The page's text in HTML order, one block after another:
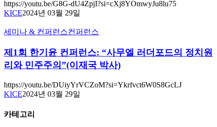
26
일
요
거
룩
한
정
치
적
상
력
에
대
한
퍼
런
스:
“기
독
교
인
정
치
적
상
https://youtu.be/G8G-dU4ZpjI?si=cXj8YOmwyJu8lu75
KICE2024년 03월 29일
제
회
한
기
윤
컨
런
스:
세미나 & 컨퍼런스컨퍼런스
제1회 한기윤 컨퍼런스: “사무엘 러더포드의 정치원
리와 민주주의”(이재국 박사)
https://youtu.be/DUiyYrVCZoM?si=Ykrfvct6W0S8GcLJ
KICE2024년 03월 29일
카테고리